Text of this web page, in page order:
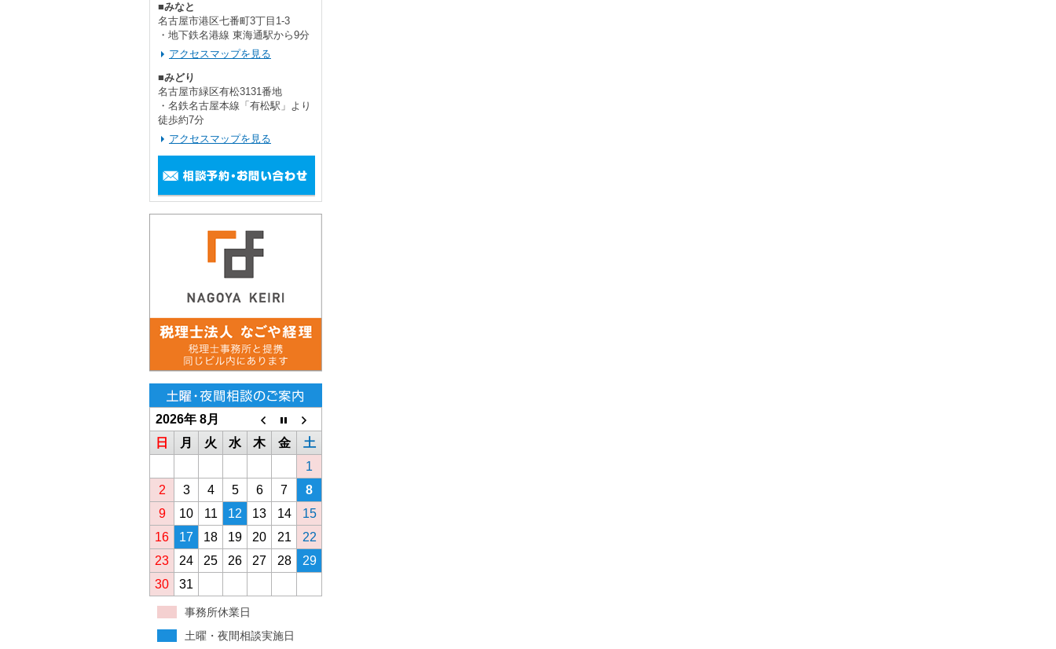
■みなと
名古屋市港区七番町3丁目1-3
・地下鉄名港線 東海通駅から9分
アクセスマップを見る
■みどり
名古屋市緑区有松3131番地
・名鉄名古屋本線「有松駅」より
徒歩約7分
アクセスマップを見る
2026年 8月
日
月 火 水 木 金
土
1
2
3 4 5 6 7
8
9
10 11 12 13 14
15
16
17 18 19 20 21
22
23
24 25 26 27 28
29
30
31
事務所休業日
土曜・夜間相談実施日